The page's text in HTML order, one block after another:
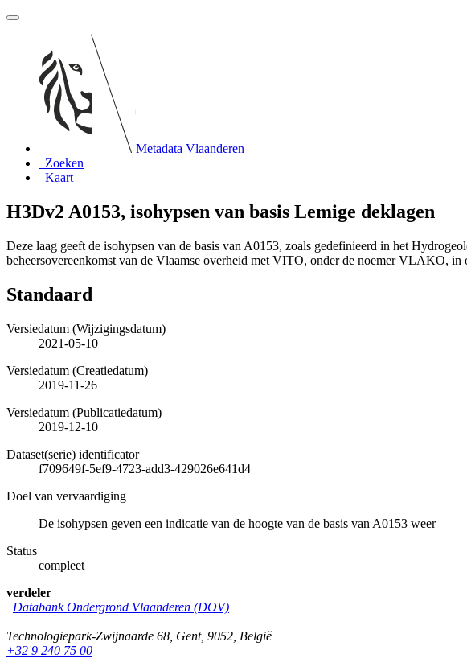
Metadata Vlaanderen
Zoeken
Kaart
H3Dv2 A0153, isohypsen van basis Lemige deklagen
Deze laag geeft de isohypsen van de basis van A0153, zoals gedefinieerd in het
beheersovereenkomst van de Vlaamse overheid met VITO, onder de noemer VLAKO, in
Standaard
Versiedatum (Wijzigingsdatum)
2021-05-10
Versiedatum (Creatiedatum)
2019-11-26
Versiedatum (Publicatiedatum)
2019-12-10
Dataset(serie) identificator
f709649f-5ef9-4723-add3-429026e641d4
Doel van vervaardiging
De isohypsen geven een indicatie van de hoogte van de basis van A0153 weer
Status
compleet
verdeler
Databank Ondergrond Vlaanderen (DOV)
Technologiepark-Zwijnaarde 68 Gent, 9052 België
+32 9 240 75 00